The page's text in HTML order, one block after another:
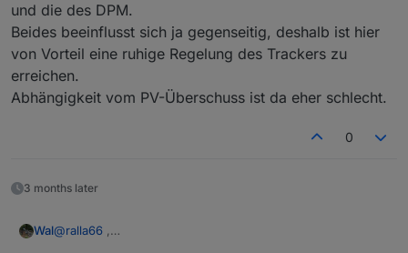
und die des DPM.
Beides beeinflusst sich ja gegenseitig, deshalb ist hier
von Vorteil eine ruhige Regelung des Trackers zu
erreichen.
Abhängigkeit vom PV-Überschuss ist da eher schlecht.
0
3 months later
Wal@ralla66